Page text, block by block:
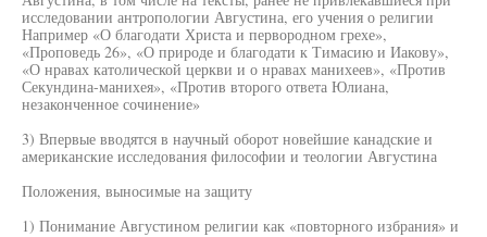
исследовании антропологии Августина, его учения о религии
Например «О благодати Христа и первородном грехе»,
«Проповедь 26», «О природе и благодати к Тимасию и Иакову»,
«О нравах католической церкви и о нравах манихеев», «Против
Секундина-манихея», «Против второго ответа Юлиана,
незаконченное сочинение»
3) Впервые вводятся в научный оборот новейшие канадские и
американские исследования философии и теологии Августина
Положения, выносимые на защиту
1) Понимание Августином религии как «повторного избрания» и